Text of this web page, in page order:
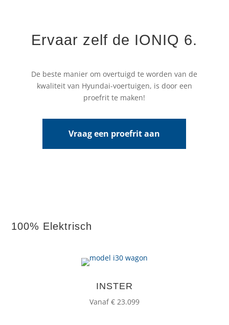
Ervaar zelf de IONIQ 6.
De beste manier om overtuigd te worden van de
kwaliteit van Hyundai-voertuigen, is door een
proefrit te maken!
Vraag een proefrit aan
100% Elektrisch
INSTER
Vanaf € 23.099